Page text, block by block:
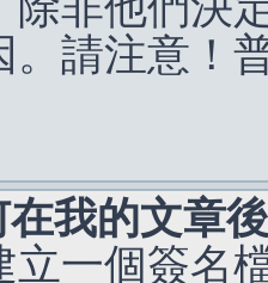
。請注意！
我的文章
立一個簽名